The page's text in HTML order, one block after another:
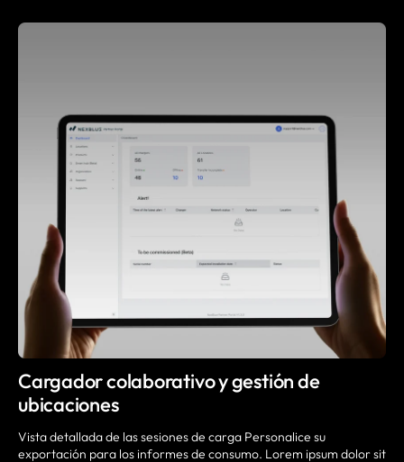
Cargador colaborativo y gestión de
ubicaciones
Vista detallada de las sesiones de carga Personalice su
exportación para los informes de consumo. Lorem ipsum dolor sit